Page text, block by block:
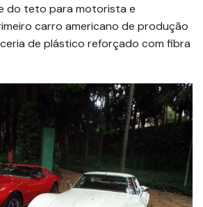
do teto para motorista e
carro americano de produção
de plástico reforçado com fibra